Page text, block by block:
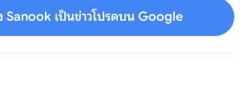
Sanook เป็นข่าวโปรดบน Google